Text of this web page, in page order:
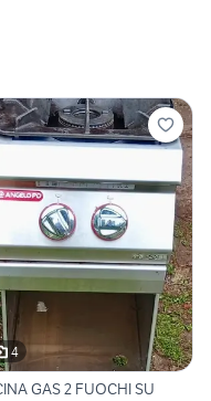
4
GAS 2 FUOCHI SU